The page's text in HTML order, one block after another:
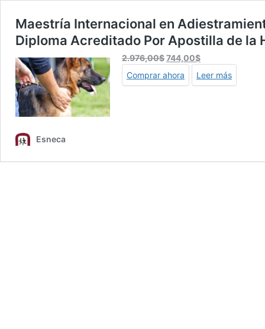
Maestría Internacional en
Diploma Acreditado Por Apostilla de la
2.976,00$El
precio
original
744,00$El
precio
actual
Comprar ahora Leer más
Esneca